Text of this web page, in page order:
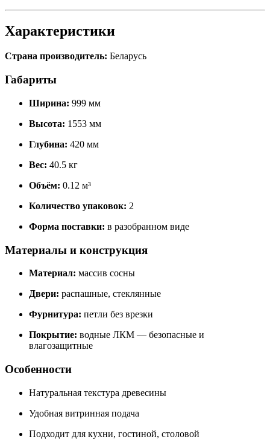
Характеристики
Страна производитель: Беларусь
Габариты
Ширина: 999 мм
Высота: 1553 мм
Глубина: 420 мм
Вес: 40.5 кг
Объём: 0.12 м³
Количество упаковок: 2
Форма поставки: в разобранном виде
Материалы и конструкция
Материал: массив сосны
Двери: распашные, стеклянные
Фурнитура: петли без врезки
Покрытие: водные ЛКМ — безопасные и
влагозащитные
Особенности
Натуральная текстура древесины
Удобная витринная подача
Подходит для кухни, гостиной, столовой